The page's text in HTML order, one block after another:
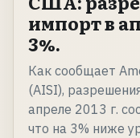
импорт в
3%.
Как сообщает
(AISI),
апреле 2013 г.
что на 3% ниже